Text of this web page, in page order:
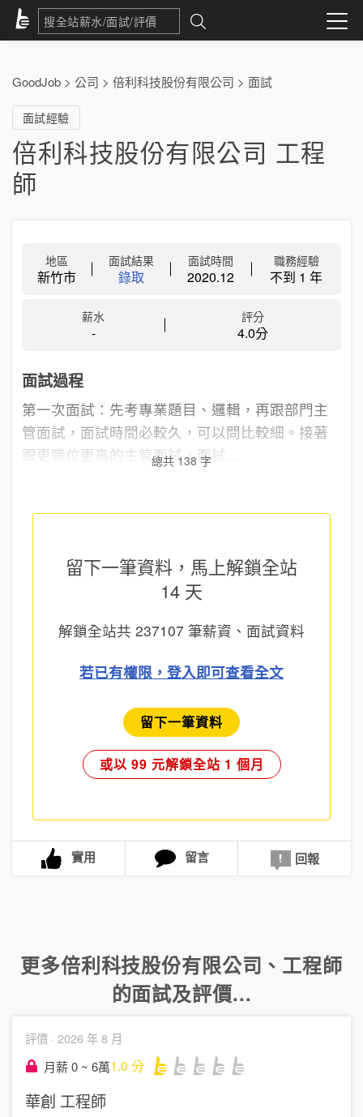
GoodJob > 公司 > 倍利科技股份有限公司 > 面試
面試經驗
倍利科技股份有限公司 工程
師
地區
新竹市
面試結果
錄取
面試時間
2020.12
職務經驗
不到 1 年
薪水
-
評分
4.0分
面試過程
第一次面試：先考專業題目、邏輯，再跟部門主
管面試，面試時間必較久，可以問比較細。接著
跟更職位更高的主管面試，面試...
總共 138 字
留下一筆資料，馬上解鎖全站
14 天
解鎖全站共 237107 筆薪資、面試資料
若已有權限，登入即可查看全文
留下一筆資料
或以 99 元解鎖全站 1 個月
實用 留言 回報
更多倍利科技股份有限公司 、 工程師
的面試及評價...
評價 · 2026 年 8 月
月薪 0 ~ 6萬1.0 分
華創 工程師